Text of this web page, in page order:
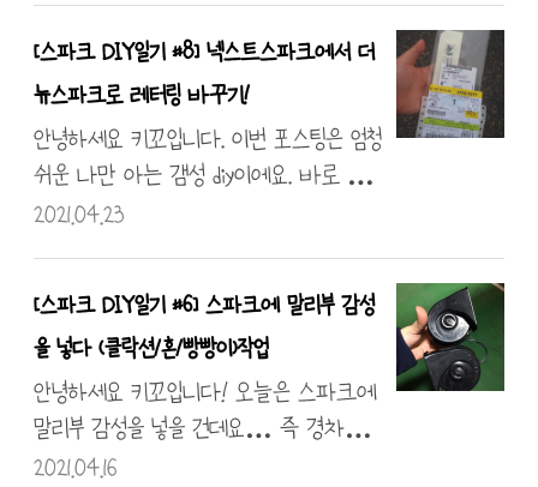
입니다. 저는 부속들을 다 챙겨 미리 예약
후 입고라 바로 리프트를 띄워 작업을 시
작하게 되었는데요. 방문하실 계획이 있으
시다면 미리 한번 방문 후 상담을 받으시
기 바랍니다. 엔지니어분을 믿고 작업을 진
ㅎㅎ 진심 정확한 작업 그리고 빠른 작업을
해주셨어요. 서스펜션을 총 4개를 탈부착하
는데 리프트 올리고 55분 걸린다는 게…
대단했습니다… 작업 완료될 찰나 살짝
나와서 한컷 찍어보았습니다… 스파크
[스파크 DIY일기 #8] 넥스트스파크에서 더
뉴스파크로 레터링 바꾸기!
안녕하세요 키꼬입니다. 이번 포스팅은 엄청
쉬운 나만 아는 갬성 diy이에요. 바로 더
넥스트 스파크까지는 등급이 LTZ 였습
그럼 감성이 안 살아난다는 거?! 그래서
교체하기로 감행하였답니다. 동양산 서비
스센터에 들릴 일이 있을 때 주문해서 받
았어요! 솔직히 택배비가 비싸다는 거 다
들 아시죠?? 순정부품은 근처 부품점을 이
2021.04.23
[스파크 DIY일기 #6] 스파크에 말리부 감성
을 넣다 (클락션/혼/빵빵이)작업
안녕하세요 키꼬입니다! 오늘은 스파크에
말리부 감성을 넣을 건데요… 즉 경차를
무시하는 분들을 위해 클락션을 교체할 거
2021.04.16